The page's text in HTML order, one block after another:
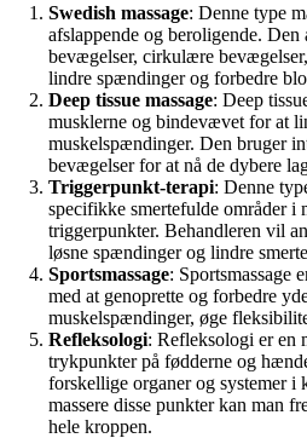
Swedish massage: Denne type
afslappende og beroligende.
bevægelser, cirkulære
lindre spændinger og forbedre
Deep tissue massage: Deep
musklerne og bindevævet for at
muskelspændinger. Den bruger
bevægelser for at nå de dybere
Triggerpunkt-terapi: Denne
specifikke smertefulde områder i
triggerpunkter. Behandleren vil
løsne spændinger og lindre
Sportsmassage: Sportsmassage
med at genoprette og forbedre
muskelspændinger, øge
Refleksologi: Refleksologi er en
trykpunkter på fødderne og
forskellige organer og systemer i
massere disse punkter kan man
hele kroppen.